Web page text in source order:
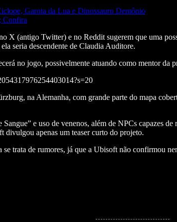
Garota da Lua e Dinossauro Demônio
Confira
X (antigo Twitter) e no Reddit sugerem que uma
seria descendente de Claudia Auditore.
no jogo, possivelmente atuando como mentor da
na Alemanha, com grande parte do mapa
e uso de venenos, além de NPCs capazes
divulgou apenas um teaser curto do projeto.
se trata de rumores, já que a Ubisoft não confirmou